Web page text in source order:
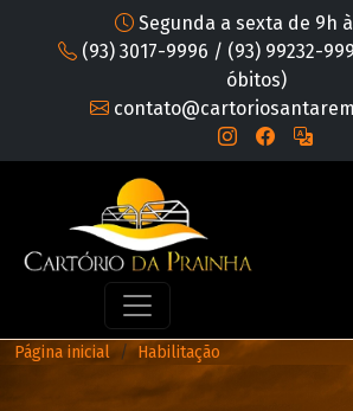
Segunda a sexta de 9h
(93) 3017-9996 / (93) 99232-
óbitos)
Página inicial Habilitação